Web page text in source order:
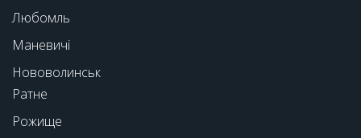
Любомль
Маневичі
Нововолинськ
Ратне
Рожище